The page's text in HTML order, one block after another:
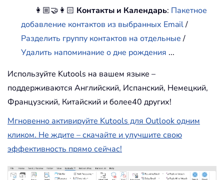
👩🏼‍🤝‍👩🏻 Контакты и Календарь: Пакетное
добавление контактов из выбранных Email/
Разделить группу контактов на отдельные/
Удалить напоминание о дне рождения ...
Используйте Kutools на вашем языке –
поддерживаются Английский, Испанский, Немецкий,
Французский, Китайский и более40 других!
Мгновенно активируйте Kutools для Outlook одним
кликом. Не ждите – скачайте и улучшите свою
эффективность прямо сейчас!